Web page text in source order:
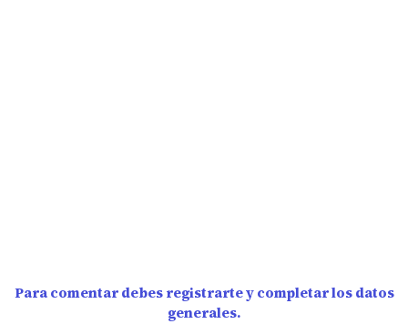
Para comentar debes registrarte y completar los datos
generales.